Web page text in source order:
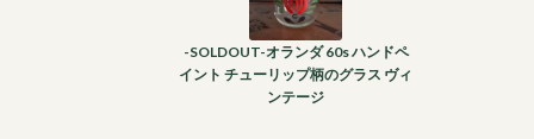
-SOLDOUT-オランダ 60s ハンドペ
イント チューリップ柄のグラス ヴィ
ンテージ